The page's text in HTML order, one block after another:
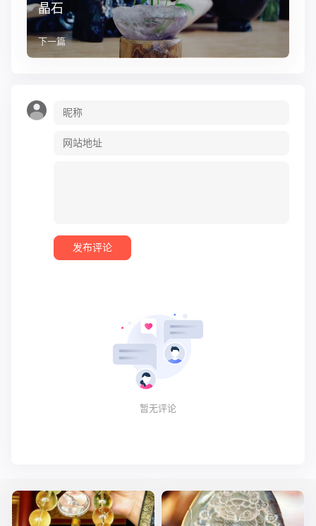
晶石
下一篇
暂无评论